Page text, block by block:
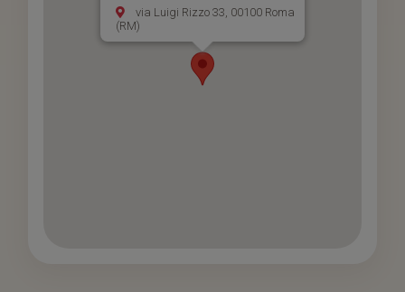
via Luigi Rizzo 33, 00100 Roma
(RM)